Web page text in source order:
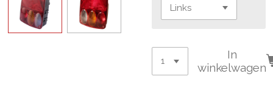
In
winkelwagen